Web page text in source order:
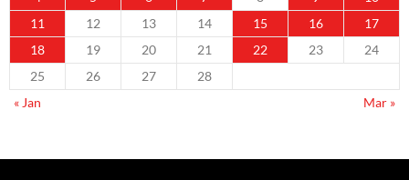
11
12 13 14 15 16
17
18
19 20 21 22 23
24
25
26 27
28
« Jan
Mar »